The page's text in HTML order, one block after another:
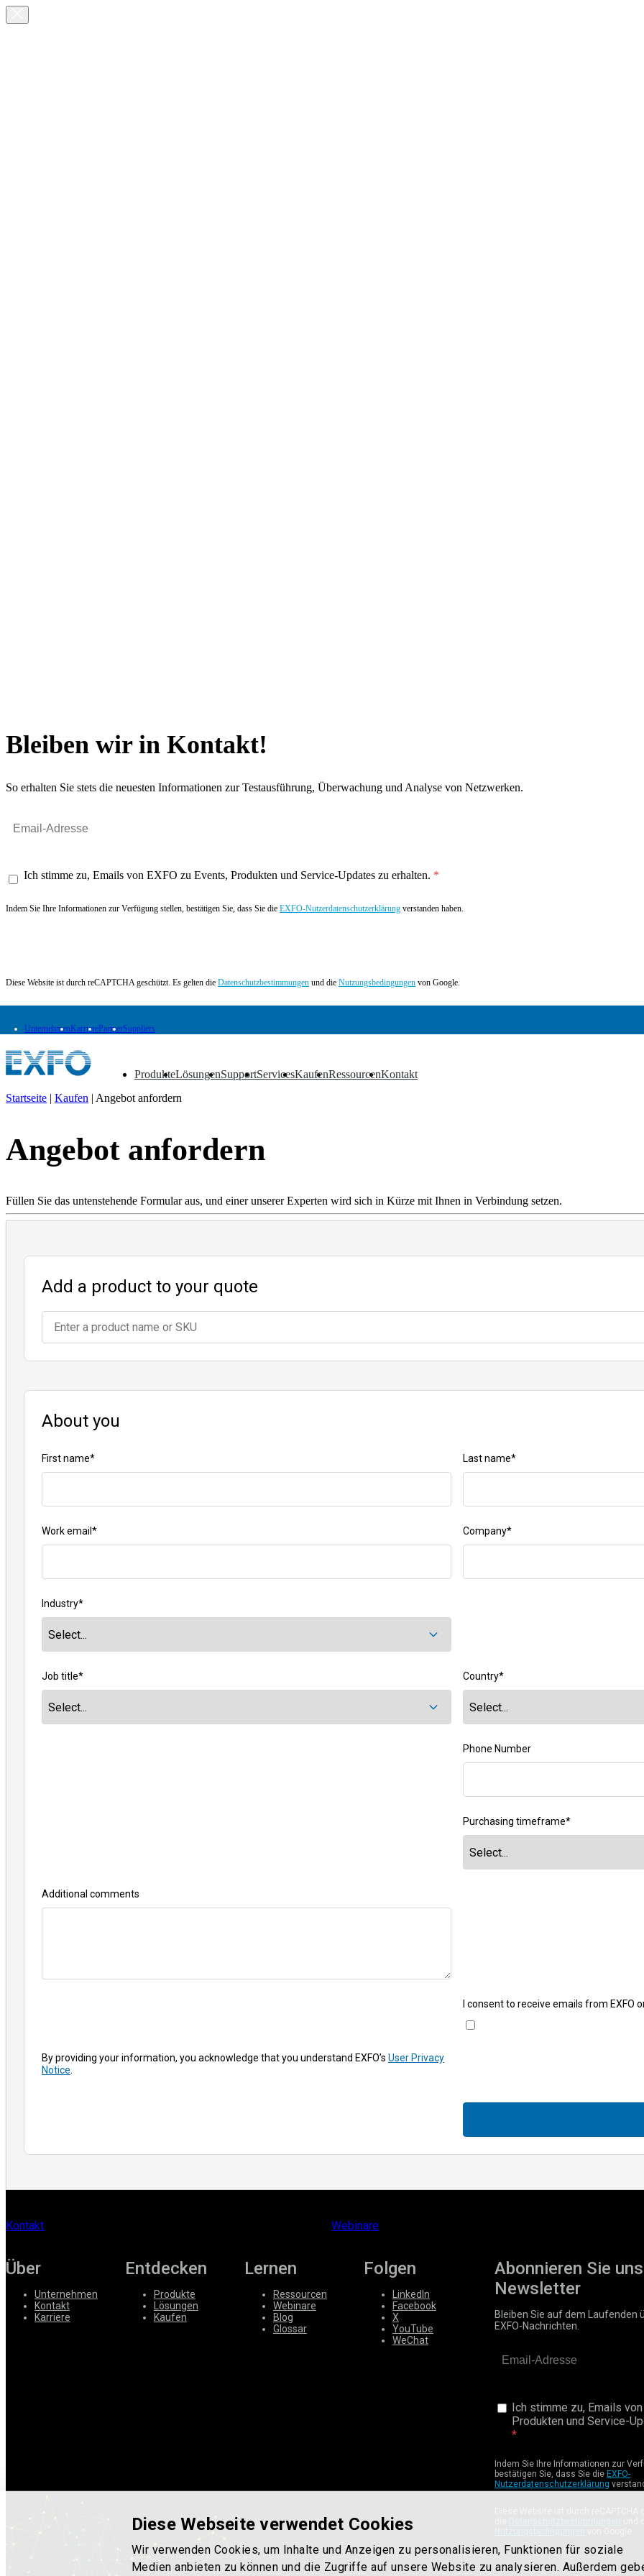
Diese Webseite verwendet Cookies
Wir verwenden Cookies, um Inhalte und Anzeigen zu personalisieren, Funktionen für soziale
Medien anbieten zu können und die Zugriffe auf unsere Website zu analysieren. Außerdem
Bleiben wir in Kontakt!
So erhalten Sie stets die neuesten Informationen zur Testausführung, Überwachung und Analyse von Netzwerken.
Ich stimme zu, Emails von EXFO zu Events, Produkten und Service-Updates zu erhalten.
Indem Sie Ihre Informationen zur Verfügung stellen, bestätigen Sie, dass Sie die EXFO-Nutzerdatenschutzerklärung verstanden haben.
Diese Website ist durch reCAPTCHA geschützt. Es gelten die Datenschutzbestimmungen und die Nutzungsbedingungen von Google.
UnternehmenKarrierePartnerSuppliers
Produkte
▼ Lösungen
▼ Support
▼ Services
▼ Kaufen
▼ Ressourcen
▼ Kontakt
▼
Produkte
Lösungen
Kaufen
Ressourcen
RegisterAnmeldung
Unternehmen
Karriere
Suppliers
Startseite | Kaufen | Angebot anfordern
Angebot anfordern
Füllen Sie das untenstehende Formular aus, und einer unserer Experten wird sich in Kürze mit Ihnen in Verbindung setzen.
Add a product to your quote
About you
*
First name *
Last name
*
Work email *
Company
*
Industry
*
Job title *
Country
Phone Number
*
Purchasing timeframe
Additional comments
I consent to receive emails from EXFO
By providing your information, you acknowledge that you understand EXFO’s User Privacy
Notice.
Kontakt Webinare
Über
Unternehmen
Kontakt
Karriere
Entdecken
Produkte
Lösungen
Kaufen
Lernen
Ressourcen
Webinare
Blog
Glossar
Folgen
LinkedIn
Facebook
X
YouTube
WeChat
Abonnieren Sie
Newsletter
Bleiben Sie auf dem Laufenden
EXFO-Nachrichten.
Ich stimme zu, Emails
Produkten und Service-
Indem Sie Ihre Informationen zur
bestätigen Sie, dass Sie die EXFO-
Nutzerdatenschutzerklärung